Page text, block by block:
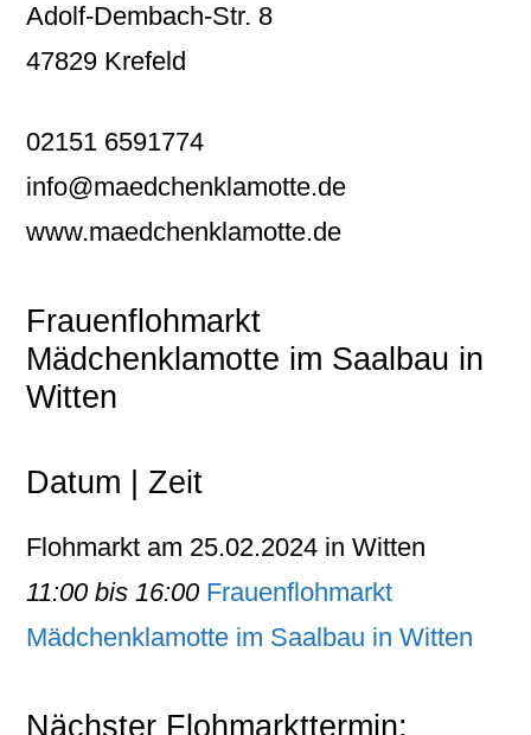
Adolf-Dembach-Str. 8
47829 Krefeld
02151 6591774
info@maedchenklamotte.de
www.maedchenklamotte.de
Frauenflohmarkt
Mädchenklamotte im Saalbau in
Witten
Datum | Zeit
Flohmarkt am 25.02.2024 in Witten
11:00 bis 16:00 Frauenflohmarkt
Mädchenklamotte im Saalbau in Witten
Nächster Flohmarkttermin: